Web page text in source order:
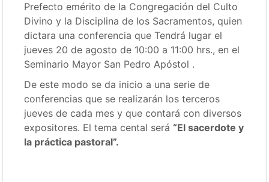
Prefecto emérito de la Congregación del Culto
Divino y la Disciplina de los Sacramentos, quien
dictara una conferencia que Tendrá lugar el
jueves 20 de agosto de 10:00 a 11:00 hrs., en el
Seminario Mayor San Pedro Apóstol .
De este modo se da inicio a una serie de
conferencias que se realizarán los terceros
jueves de cada mes y que contará con diversos
expositores. El tema cental será “El sacerdote y
la práctica pastoral”.